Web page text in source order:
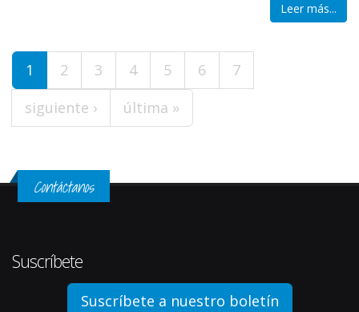
Leer más...
Páginas
1 2 3 4 5 6
7
siguiente ›
última »
Contáctanos
Suscríbete
Suscríbete a nuestro boletín